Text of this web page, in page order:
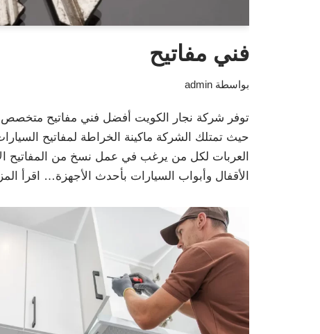
فني مفاتيح
بواسطة admin
توفر شركة نجار الكويت أفضل فني مفاتيح متخصص
حيث تمتلك الشركة ماكينة الخراطة لمفاتيح
العربات لكل من يرغب في عمل نسخ من المفاتيح
الأقفال وأبواب السيارات بأحدث الأجهزة…
اقرأ